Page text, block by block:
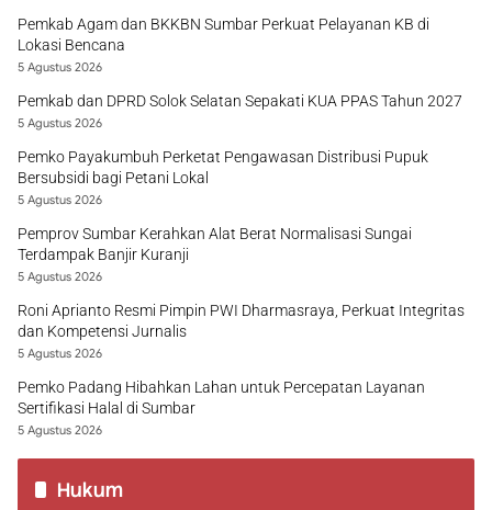
Pemkab Agam dan BKKBN Sumbar Perkuat Pelayanan KB di
Lokasi Bencana
5 Agustus 2026
Pemkab dan DPRD Solok Selatan Sepakati KUA PPAS Tahun 2027
5 Agustus 2026
Pemko Payakumbuh Perketat Pengawasan Distribusi Pupuk
Bersubsidi bagi Petani Lokal
5 Agustus 2026
Pemprov Sumbar Kerahkan Alat Berat Normalisasi Sungai
Terdampak Banjir Kuranji
5 Agustus 2026
Roni Aprianto Resmi Pimpin PWI Dharmasraya, Perkuat Integritas
dan Kompetensi Jurnalis
5 Agustus 2026
Pemko Padang Hibahkan Lahan untuk Percepatan Layanan
Sertifikasi Halal di Sumbar
5 Agustus 2026
Hukum